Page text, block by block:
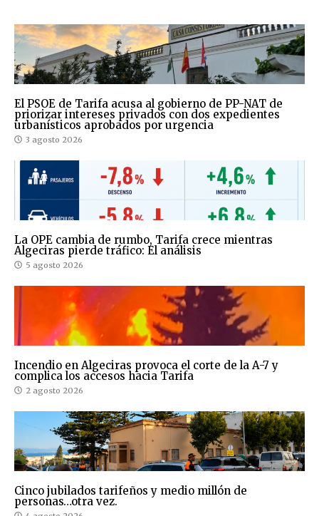
El PSOE de Tarifa acusa al gobierno de PP-NAT de
priorizar intereses privados con dos expedientes
urbanísticos aprobados por urgencia
3 agosto 2026
La OPE cambia de rumbo, Tarifa crece mientras
Algeciras pierde tráfico: El análisis
5 agosto 2026
Incendio en Algeciras provoca el corte de la A-7 y
complica los accesos hacia Tarifa
2 agosto 2026
Cinco jubilados tarifeños y medio millón de
personas…otra vez.